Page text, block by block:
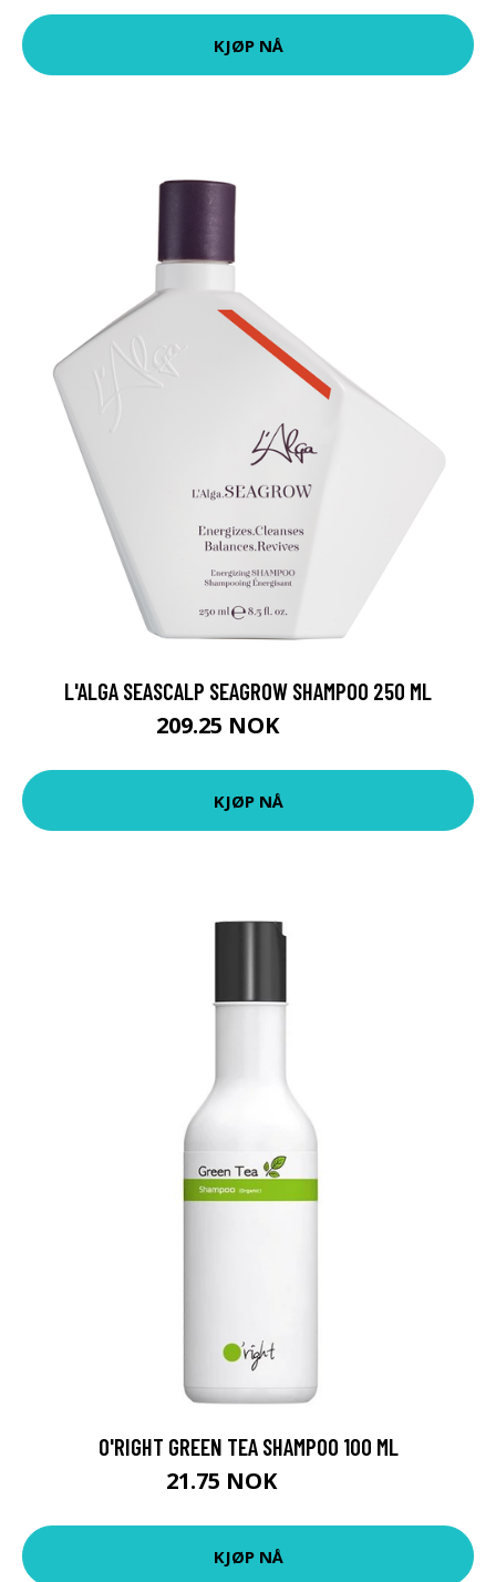
KJØP NÅ
L'ALGA SEASCALP SEAGROW SHAMPOO 250 ML
209.25 NOK
KJØP NÅ
O'RIGHT GREEN TEA SHAMPOO 100 ML
21.75 NOK
KJØP NÅ